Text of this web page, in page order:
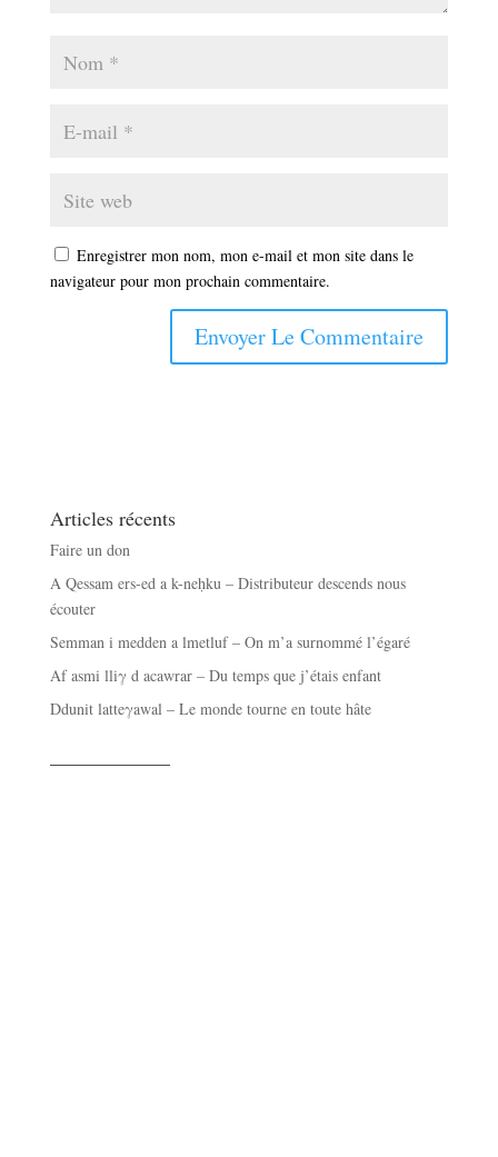
Enregistrer mon nom, mon e-mail et mon site dans le
navigateur pour mon prochain commentaire.
Articles récents
Faire un don
A Qessam ers-ed a k-neḥku – Distributeur descends nous
écouter
Semman i medden a lmetluf – On m’a surnommé l’égaré
Af asmi lliγ d acawrar – Du temps que j’étais enfant
Ddunit latteγawal – Le monde tourne en toute hâte
——————